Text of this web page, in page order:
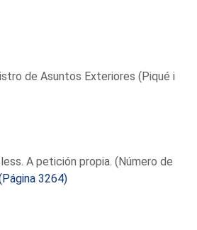
de Asuntos Exteriores (Piqué i
A petición propia. (Número de
3264)